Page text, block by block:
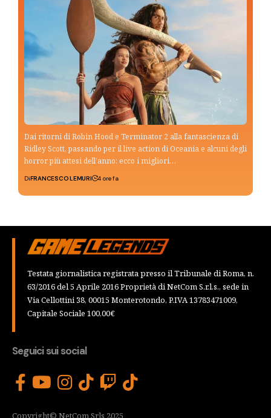
Dai ritorni di Robin Hood e Terminator 2 alla fantascienza di
Ridley Scott, passando per il live action di Oceania e alcuni degli
horror più attesi dell’anno: ecco i migliori…
DiFRANCESCO LEMURI 4 ore fa
Testata giornalistica registrata presso il Tribunale di Roma, n.
63/2016 del 5 Aprile 2016 Proprietà di NetCom S.r.l.s., sede in
Via Cellottini 38, 00015 Monterotondo, P.IVA 13783471009,
Capitale Sociale 100,00€
Seguici sui social
Copyright© NetCom Srls 2025